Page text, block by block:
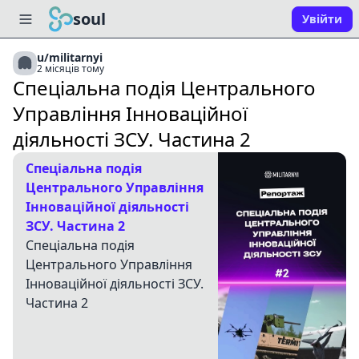
soul Увійти
u/militarnyi
2 місяців тому
Спеціальна подія Центрального
Управління Інноваційної
діяльності ЗСУ. Частина 2
Спеціальна подія
Центрального Управління
Інноваційної діяльності
ЗСУ. Частина 2
Спеціальна подія
Центрального Управління
Інноваційної діяльності ЗСУ.
Частина 2